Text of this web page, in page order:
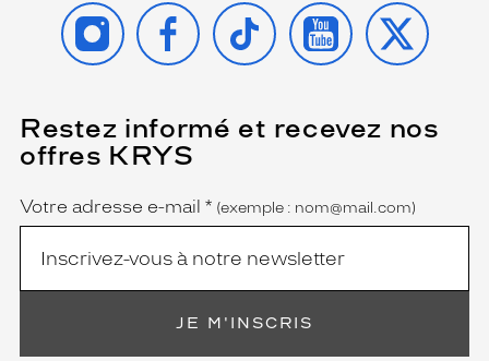
INSTAGRAMFACEBOOK
TIKTOK YOUTUBE
X
Restez informé et recevez nos
offres KRYS
Name
Votre adresse e-mail *
(Ce
champ
est
obligatoire)
(exemple : nom@mail.com)
JE M'INSCRIS